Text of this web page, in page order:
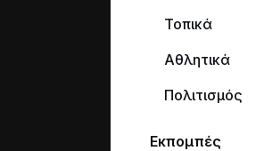
Τοπικά
Αθλητικά
Πολιτισμός
Εκπομπές